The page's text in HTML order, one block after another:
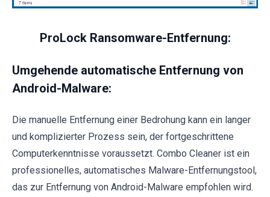
ProLock Ransomware-Entfernung:
Umgehende automatische Entfernung von
Android-Malware:
Die manuelle Entfernung einer Bedrohung kann ein langer
und komplizierter Prozess sein, der fortgeschrittene
Computerkenntnisse voraussetzt. Combo Cleaner ist ein
professionelles, automatisches Malware-Entfernungstool,
das zur Entfernung von Android-Malware empfohlen wird.